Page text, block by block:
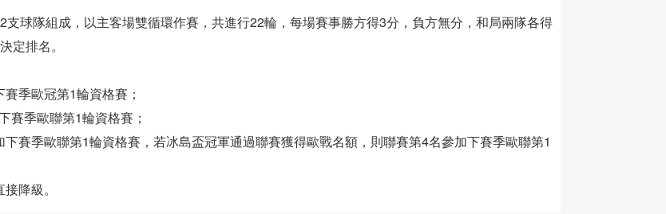
支球隊組成，以主客場雙循環作賽，共進行22輪，每場賽事勝方得3分，負方無分，和局兩隊各得
定排名。
賽季歐冠第1輪資格賽；
賽季歐聯第1輪資格賽；
下賽季歐聯第1輪資格賽，若冰島盃冠軍通過聯賽獲得歐戰名額，則聯賽第4名參加下賽季歐聯第1
降級。